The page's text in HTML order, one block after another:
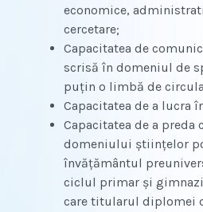
economice,
cercetare;
Capacitatea de
scrisă în domeniul de
puţin o limbă de
Capacitatea de a lucra
Capacitatea de a preda
domeniului ştiinţelor
învăţământul
ciclul primar şi
care titularul diplomei